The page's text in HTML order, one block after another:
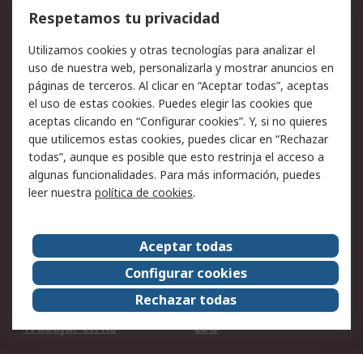
Cómo realizar pedidos
Devoluciones
Facturación y pago
Ofertas
Soporte técnico
Legal
Aviso legal
Política de privacidad -
Actualizada
Política sobre cookies
Seguridad de emails
Certificaciones de
Condiciones de venta
Acerca de RS
Acerca de RS
RS Group
RS en el mundo
Sala de prensa
Trabajar en RS
ESG
Respetamos tu privacidad
Utilizamos cookies y otras tecnologías para analizar el
uso de nuestra web, personalizarla y mostrar anuncios en
páginas de terceros. Al clicar en “Aceptar todas”, aceptas
el uso de estas cookies. Puedes elegir las cookies que
aceptas clicando en “Configurar cookies”. Y, si no quieres
que utilicemos estas cookies, puedes clicar en “Rechazar
todas”, aunque es posible que esto restrinja el acceso a
algunas funcionalidades. Para más información, puedes
leer nuestra política de cookies.
Aceptar todas
Configurar cookies
Rechazar todas